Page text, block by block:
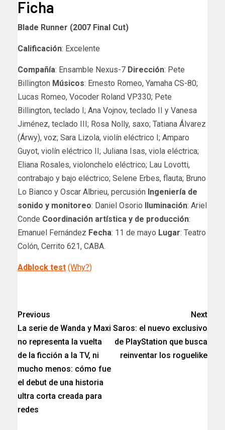
Ficha
Blade Runner (2007 Final Cut)
Calificación: Excelente
Compañía: Ensamble Nexus-7 Dirección: Pete
Billington Músicos: Ernesto Romeo, Yamaha CS-80;
Lucas Romeo, Vocoder Roland VP330; Pete
Billington, teclado I; Ana Vojnov, teclado II y Vanesa
Jiménez, teclado III; Rosa Nolly, saxo; Tatiana Álvarez
(Árwy), voz; Sara Lizola, violín eléctrico I; Amparo
Guyot, violín eléctrico II; Juliana Isas, viola eléctrica;
Eliana Rosales, violonchelo eléctrico; Lau Lovotti,
contrabajo y bajo eléctrico; Selene Erbes, flauta; Bruno
Lo Bianco y Oscar Albrieu, percusión Ingeniería de
sonido y monitoreo: Daniel Osorio Iluminación: Ariel
Conde Coordinación artística y de producción:
Emanuel Fernández Fecha: 11 de mayo Lugar: Teatro
Colón, Cerrito 621, CABA.
Adblock test (Why?)
Previous
La serie de Wanda y Maxi
no representa la vuelta
de la ficción a la TV, ni
mucho menos: cómo fue
el debut de una historia
ultra corta creada para
redes
Next
Saros: el nuevo exclusivo
de PlayStation que busca
reinventar los roguelike